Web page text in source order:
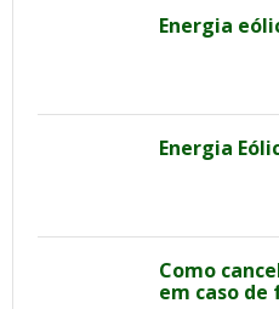
Energia
Energia
Como
em caso de